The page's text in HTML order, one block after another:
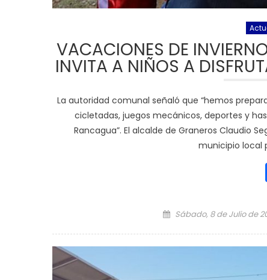
VACACIONES DE
INVITA A NIÑOS A
La autoridad comunal señaló que “hemos
cicletadas, juegos mecánicos, deportes y
Rancagua”. El alcalde de Graneros Claudio
municipio local
Posted on
Sábado, 8 de Julio de